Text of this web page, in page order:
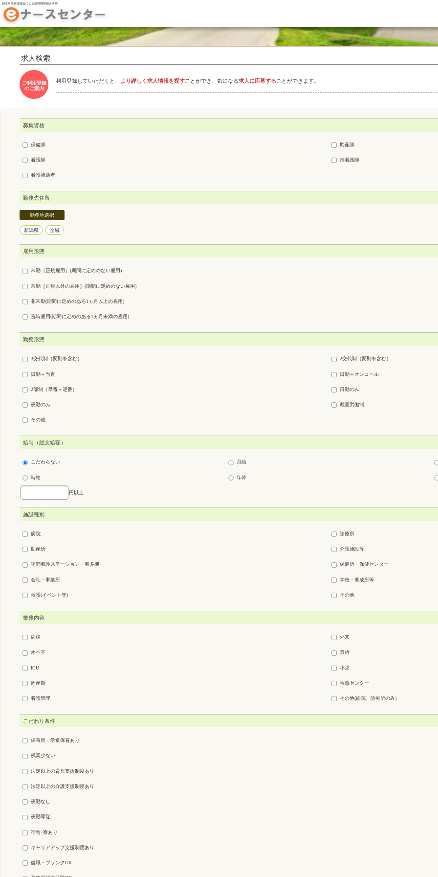
都道府県看護協会による無料職業紹介事業
求人検索
ご利用登録
のご案内
利用登録していただくと、 より詳しく求人情報を探すことができ、気になる求人に応募する ことができます。
募集資格
保健師 助産師
看護師 准看護師
看護補助者
勤務先住所
勤務地選択
新潟県 全域
雇用形態
常勤［正規雇用］(期間に定めのない雇用)
常勤［正規以外の雇用］(期間に定めのない雇用)
非常勤(期間に定めのある1ヵ月以上の雇用)
臨時雇用(期間に定めのある1ヵ月未満の雇用)
勤務形態
3交代制（変則を含む） 2交代制（変則を含む）
日勤＋当直 日勤＋オンコール
2部制（早番＋遅番） 日勤のみ
夜勤のみ 裁量労働制
その他
給与（総支給額）
こだわらない 月給
時給 年俸
円以上
施設種別
病院 診療所
助産所 介護施設等
訪問看護ステーション・看多機 保健所・保健センター
会社・事業所 学校・養成所等
救護(イベント等) その他
業務内容
病棟 外来
オペ室 透析
ICU 小児
周産期 救急センター
看護管理 その他(病院、診療所のみ)
こだわり条件
保育所・学童保育あり
残業少ない
法定以上の育児支援制度あり
法定以上の介護支援制度あり
夜勤なし
夜勤専従
宿舎･寮あり
キャリアアップ支援制度あり
復職・ブランクOK